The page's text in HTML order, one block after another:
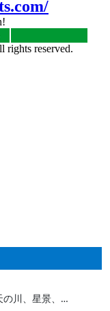
の川、星景、…